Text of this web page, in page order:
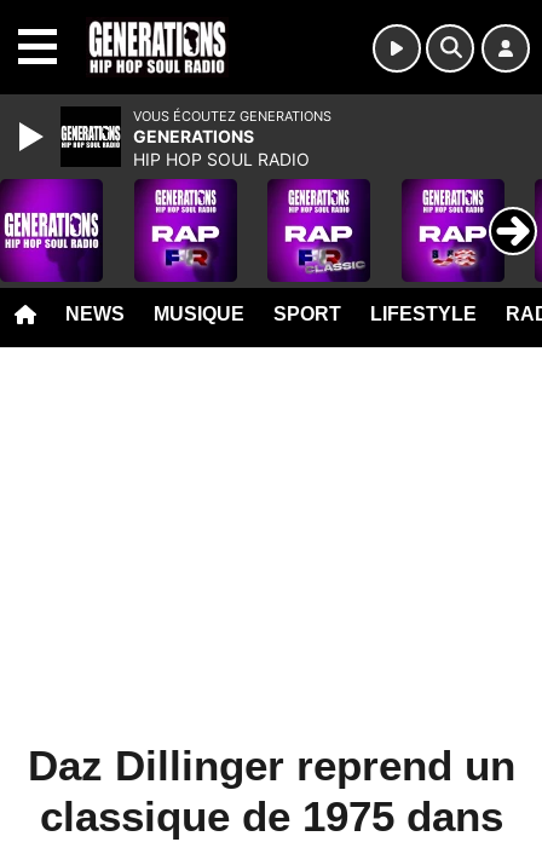
NEWS MUSIQUE SPORT LIFESTYLE
Daz Dillinger reprend un
classique de 1975 dans
VOUS ÉCOUTEZ GENERATIONS
GENERATIONS
HIP HOP SOUL RADIO